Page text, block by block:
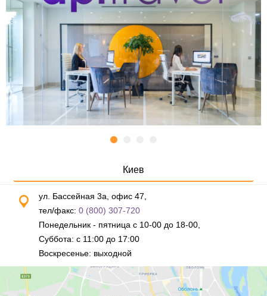
Киев
ул. Бассейная 3а, офис 47,
тел/факс: 0 (800) 307-720
Понедельник - пятница с 10-00 до 18-00,
Суббота: с 11:00 до 17:00
Воскресенье: выходной